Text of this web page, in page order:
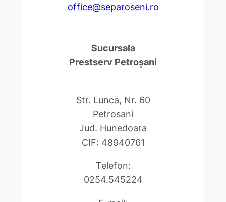
office@separoseni.ro
Sucursala
Prestserv Petroşani
Str. Lunca, Nr. 60
Petrosani
Jud. Hunedoara
CIF: 48940761
Telefon:
0254.545224